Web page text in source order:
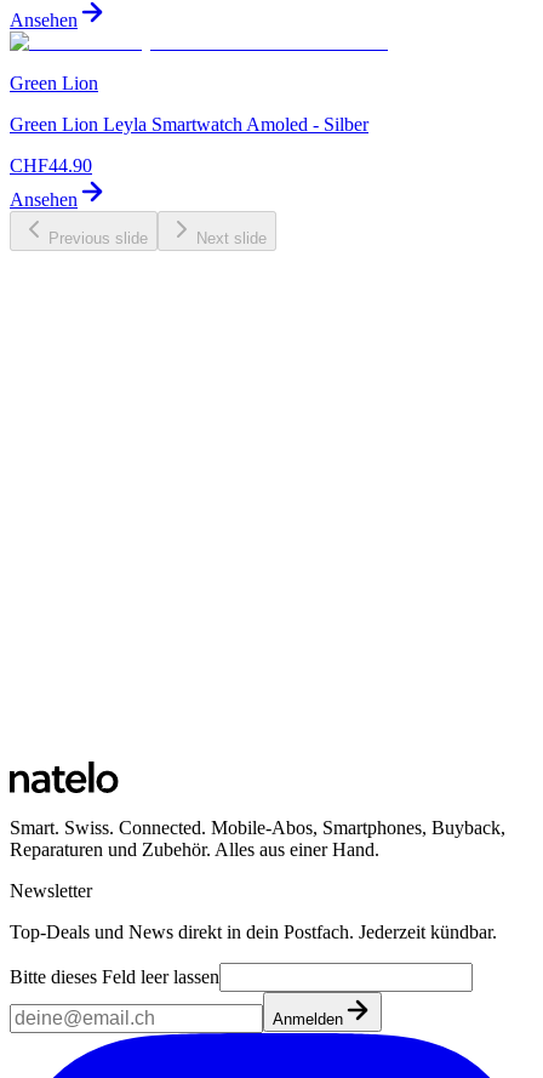
Ansehen
Green Lion
Green Lion Leyla Smartwatch Amoled - Silber
CHF44.90
Ansehen
Previous slide Next slide
Smart. Swiss. Connected. Mobile-Abos, Smartphones, Buyback,
Reparaturen und Zubehör. Alles aus einer Hand.
Newsletter
Top-Deals und News direkt in dein Postfach. Jederzeit kündbar.
Bitte dieses Feld leer lassen
Anmelden